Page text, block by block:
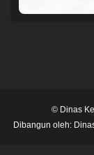
© Dinas
Dibangun oleh: